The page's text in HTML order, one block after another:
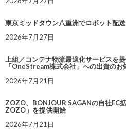
東京ミッドタウン八重洲でロボット配
2026年7月27日
上組／コンテナ物流最適化サービスを
「OneStream株式会社」への出資のお
2026年7月21日
ZOZO、BONJOUR SAGANの自社EC
ZOZO」を提供開始
2026年7月21日